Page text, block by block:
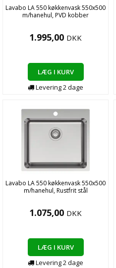
Lavabo LA 550 køkkenvask 550x500
m/hanehul, PVD kobber
1.995,00 DKK
LÆG I KURV
Levering2dage
Lavabo LA 550 køkkenvask 550x500
m/hanehul, Rustfrit stål
1.075,00 DKK
LÆG I KURV
Levering2dage